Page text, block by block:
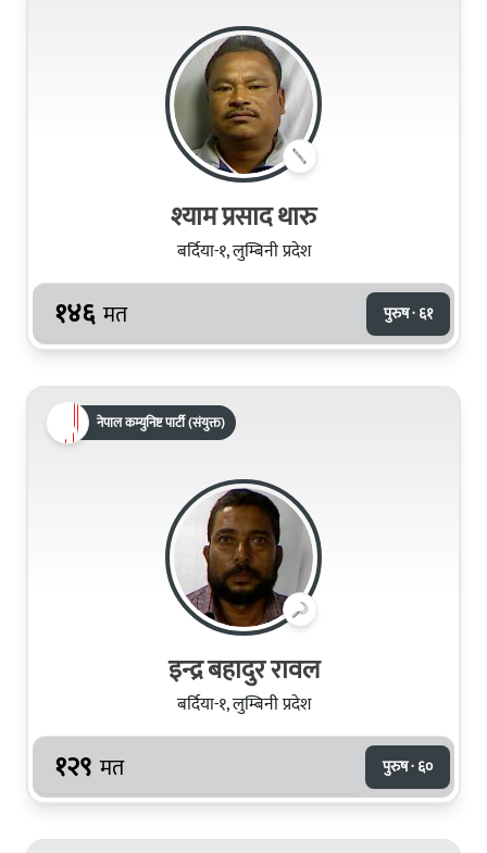
श्याम प्रसाद थारु
बर्दिया-१, लुम्बिनी प्रदेश
१४६ मत पुरुष · ६१
नेपाल कम्युनिष्ट पार्टी (संयुक्त)
इन्द्र बहादुर रावल
बर्दिया-१, लुम्बिनी प्रदेश
१२९ मत पुरुष · ६०